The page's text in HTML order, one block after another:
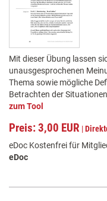
Mit dieser Übung lassen
unausgesprochenen
Thema sowie mögliche
Betrachten der
zum Tool
Preis: 3,00 EUR |
eDoc Kostenfrei für
eDoc